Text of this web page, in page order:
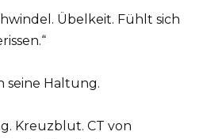
Übelkeit. Fühlt sich
seine Haltung.
Kreuzblut. CT von